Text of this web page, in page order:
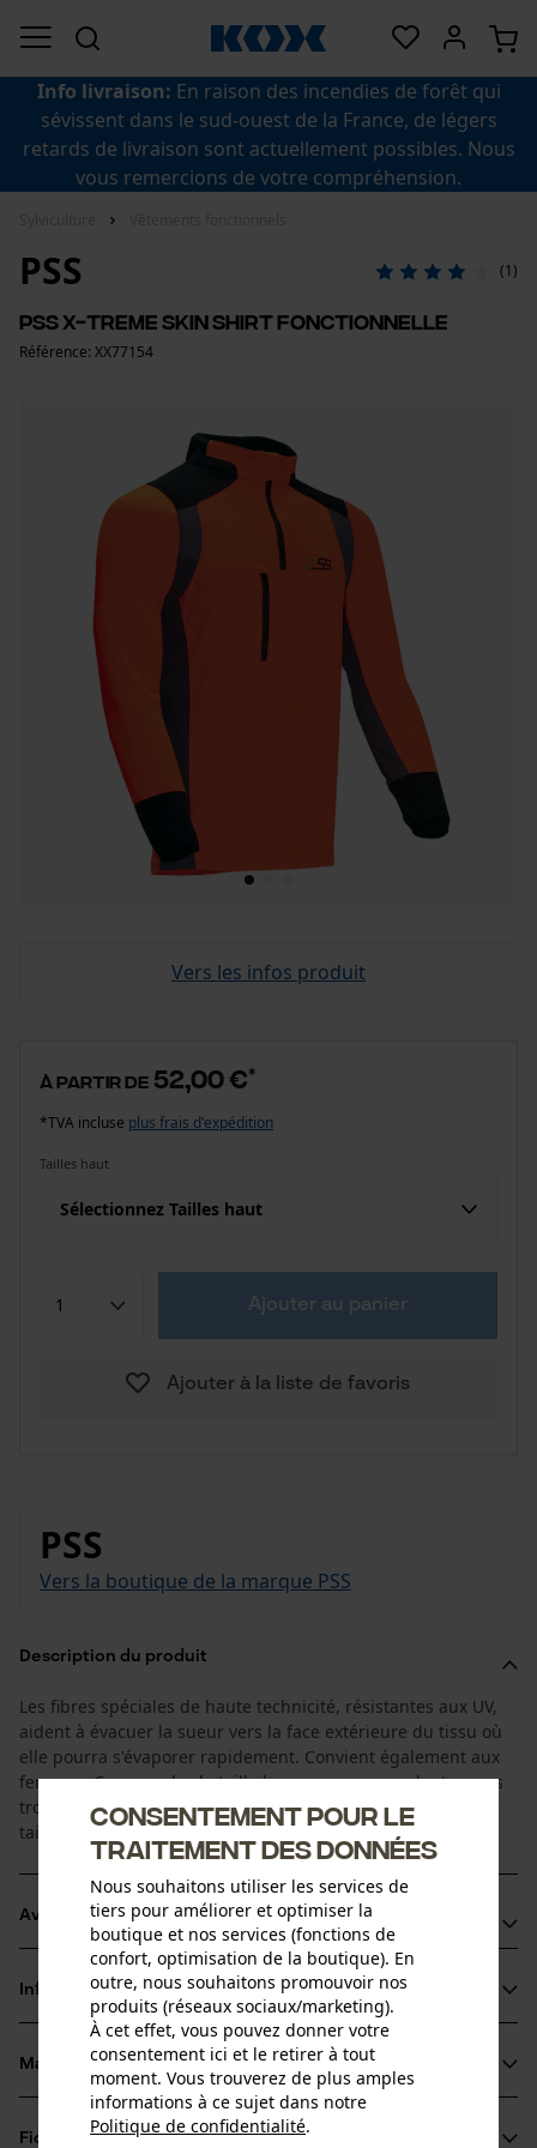
Info livraison: En raison des incendies de forêt qui
sévissent dans le sud-ouest de la France, de légers
retards de livraison sont actuellement possibles. Nous
vous remercions de votre compréhension.
PSS (1)
PSS X-treme Skin Shirt Fonctionnelle
Référence: XX77154
Vers les infos produit
à partir de 52,00 €*
*TVA incluse plus frais d'expédition
Tailles haut
Sélectionnez Tailles haut
Ajouter au panier
Ajouter à la liste de favoris
PSS
Vers la boutique de la marque PSS
Description du produit
Les fibres spéciales de haute technicité, résistantes aux UV,
aident à évacuer la sueur vers la face extérieure du tissu où
elle pourra s'évaporer rapidement. Convient également aux
femmes. Commandez la taille homme correspondante, vous
trouverez une aide à la conversion dans nos tableaux de
tailles.
Avantages du produit
La fibre Coolmax® résiste aux accrocs et est très
respirante. Elle évacue l'humidité corporelle vers l'extérieur
et sèche rapidement
Glissière avec garage à glissière
Informations sur le produit
Détails du produit
Type de manche
Matériau & entretien
Fiches techniques
Consentement pour le
traitement des données
Nous souhaitons utiliser les services de
tiers pour améliorer et optimiser la
boutique et nos services (fonctions de
confort, optimisation de la boutique). En
outre, nous souhaitons promouvoir nos
produits (réseaux sociaux/marketing).
À cet effet, vous pouvez donner votre
consentement ici et le retirer à tout
moment. Vous trouverez de plus amples
informations à ce sujet dans notre
Politique de confidentialité.
partager